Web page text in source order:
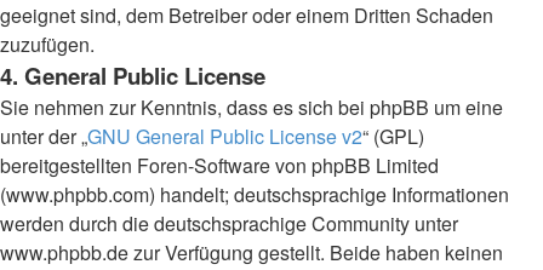
geeignet sind, dem Betreiber oder einem Dritten Schaden
zuzufügen.
4. General Public License
Sie nehmen zur Kenntnis, dass es sich bei phpBB um eine
unter der „GNU General Public License v2“ (GPL)
bereitgestellten Foren-Software von phpBB Limited
(www.phpbb.com) handelt; deutschsprachige Informationen
werden durch die deutschsprachige Community unter
www.phpbb.de zur Verfügung gestellt. Beide haben keinen